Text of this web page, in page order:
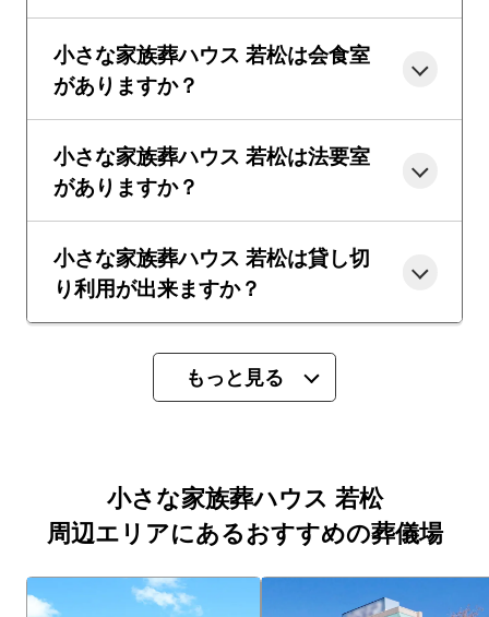
小さな家族葬ハウス 若松は会食室
がありますか？
小さな家族葬ハウス 若松は法要室
がありますか？
小さな家族葬ハウス 若松は貸し切
り利用が出来ますか？
もっと見る
小さな家族葬ハウス 若松
周辺エリアにあるおすすめの葬儀場